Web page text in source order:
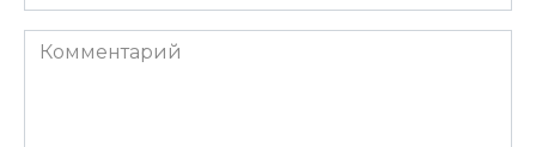
Комментарий